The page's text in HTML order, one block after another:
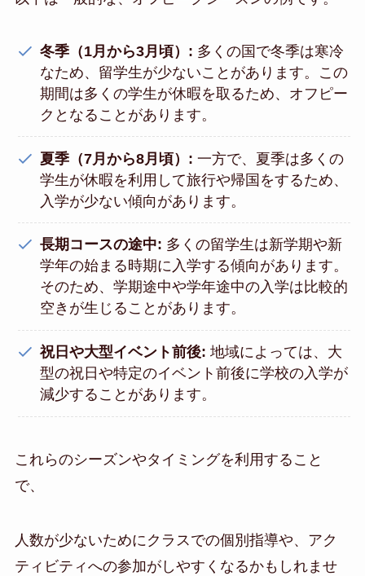
冬季（1月から3月頃）: 多くの国で冬季は寒冷
なため、留学生が少ないことがあります。この
期間は多くの学生が休暇を取るため、オフピー
クとなることがあります。
夏季（7月から8月頃）: 一方で、夏季は多くの
学生が休暇を利用して旅行や帰国をするため、
入学が少ない傾向があります。
長期コースの途中: 多くの留学生は新学期や新
学年の始まる時期に入学する傾向があります。
そのため、学期途中や学年途中の入学は比較的
空きが生じることがあります。
祝日や大型イベント前後: 地域によっては、大
型の祝日や特定のイベント前後に学校の入学が
減少することがあります。
これらのシーズンやタイミングを利用すること
で、
人数が少ないためにクラスでの個別指導や、アク
ティビティへの参加がしやすくなるかもしれませ